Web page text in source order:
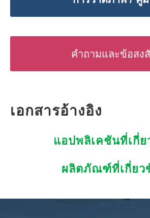
คำถามและข้อสง
เอกสารอ้างอิง
แอปพลิเคชันที่เกี่ย
ผลิตภัณฑ์ที่เกี่ยว